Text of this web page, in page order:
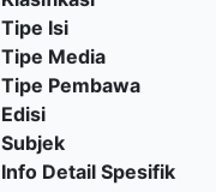
Tipe Isi
Tipe Media
Tipe Pembawa
Edisi
Subjek
Info Detail Spesifik